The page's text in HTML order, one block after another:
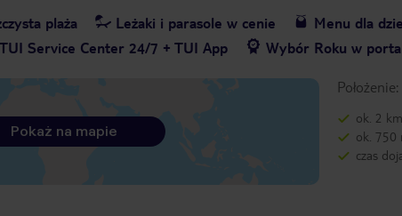
plaża Leżaki i parasole w cenie Menu dla
TUI Service Center 24/7 + TUI App Wybór Roku w
Położenie:
ok. 2
ok. 750
czas
Pokaż na mapie